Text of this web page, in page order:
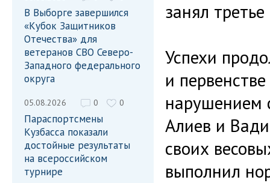
В Выборге завершился
«Кубок Защитников
Отечества» для
ветеранов СВО Северо-
Западного федерального
округа
05.08.2026 0 0
Параспортсмены
Кузбасса показали
достойные результаты
на всероссийском
турнире
занял
Успехи
и
нарушением
Алиев и
своих
выполнил